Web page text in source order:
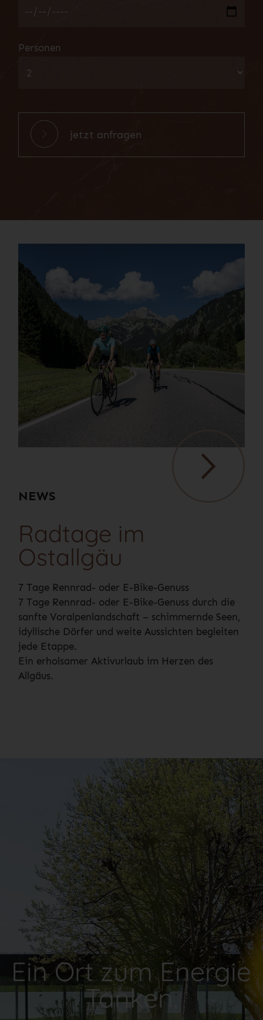
Personen
jetzt anfragen
NEWS
Radtage im
Ostallgäu
7 Tage Rennrad- oder E-Bike-Genuss
7 Tage Rennrad- oder E-Bike-Genuss durch die
sanfte Voralpenlandschaft – schimmernde Seen,
idyllische Dörfer und weite Aussichten begleiten
jede Etappe.
Ein erholsamer Aktivurlaub im Herzen des
Allgäus.
Ein Ort zum Energie
Tanken.